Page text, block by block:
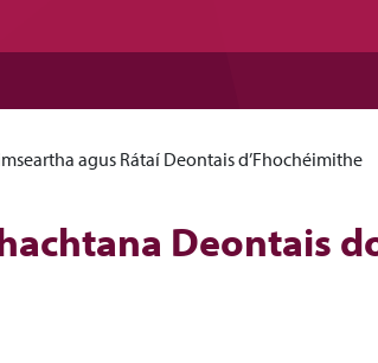
agus Rátaí Deontais d’Fhochéimithe
Deontais